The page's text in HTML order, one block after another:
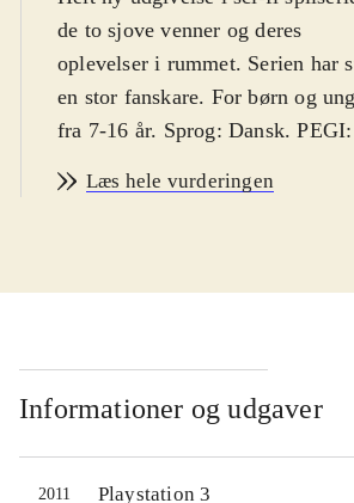
de to sjove venner og deres
oplevelser i rummet. Serien har
en stor fanskare. For børn og
fra 7-16 år. Sprog: Dansk.
skræmmende episoder. Danske
Ratchet og Clank tvinges her til
Quark og endnu værre: med den
robot Doctor Nefarius. Ellers kan
nemlig ikke slippe ud af en ond
monstermaskine. Det er et
platformspil med masser af action.
Læs hele vurderingen
Informationer og udgaver
2011 Playstation 3